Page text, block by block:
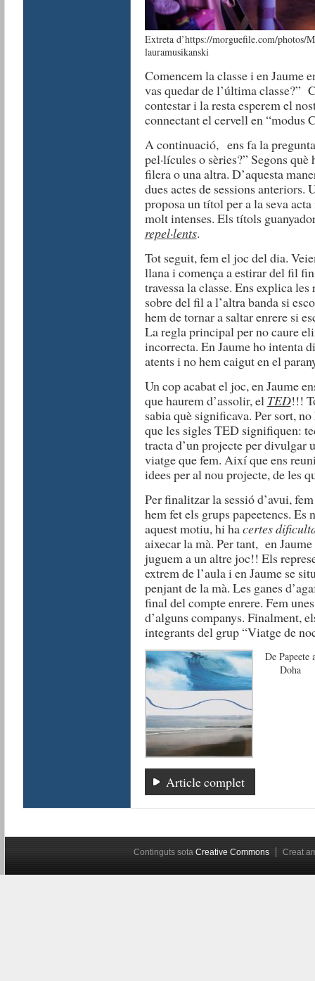
Extreta d’https://morguefile.com/photos/
lauramusikanski
Comencem la classe i en Jaume
vas quedar de l’última classe?”
contestar i la resta esperem el
connectant el cervell en “modus
A continuació, ens fa la
pel·lícules o sèries?” Segons
filera o una altra. D’aquesta
dues actes de sessions anteriors.
proposa un títol per a la seva
molt intenses. Els títols
repel·lents.
Tot seguit, fem el joc del dia.
llana i comença a estirar del fil
travessa la classe. Ens explica
sobre del fil a l’altra banda si
hem de tornar a saltar enrere si
La regla principal per no caure
incorrecta. En Jaume ho intenta
atents i no hem caigut en el
Un cop acabat el joc, en Jaume
que haurem d’assolir, el TED!!!
sabia què significava. Per sort,
que les sigles TED signifiquen:
tracta d’un projecte per divulgar
viatge que fem. Així que ens
idees per al nou projecte, de les
Per finalitzar la sessió d’avui,
hem fet els grups papeetencs. Es
aquest motiu, hi hacertes
aixecar la mà. Per tant, en
juguem a un altre joc!! Els
extrem de l’aula i en Jaume se
penjant de la mà. Les ganes
final del compte enrere. Fem
d’alguns companys. Finalment,
integrants del grup “Viatge de
De Papeete
Doha
Article complet
Continguts sota Creative Commons Creat